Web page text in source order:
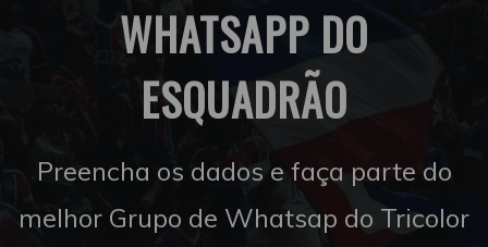
WHATSAPP DO
ESQUADRÃO
Preencha os dados e faça parte do
melhor Grupo de Whatsap do Tricolor